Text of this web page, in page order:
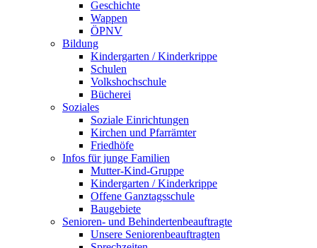
Geschichte
Wappen
ÖPNV
Bildung
Kindergarten / Kinderkrippe
Schulen
Volkshochschule
Bücherei
Soziales
Soziale Einrichtungen
Kirchen und Pfarrämter
Friedhöfe
Infos für junge Familien
Mutter-Kind-Gruppe
Kindergarten / Kinderkrippe
Offene Ganztagsschule
Baugebiete
Senioren- und Behindertenbeauftragte
Unsere Seniorenbeauftragten